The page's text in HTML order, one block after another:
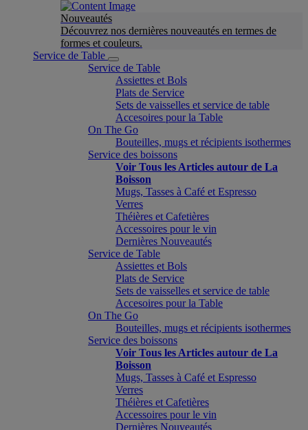
Nouveautés
Découvrez nos dernières nouveautés en termes de
formes et couleurs.
Service de Table
Service de Table
Assiettes et Bols
Plats de Service
Sets de vaisselles et service de table
Accesoires pour la Table
On The Go
Bouteilles, mugs et récipients isothermes
Service des boissons
Voir Tous les Articles autour de La
Boisson
Mugs, Tasses à Café et Espresso
Verres
Théières et Cafetières
Accessoires pour le vin
Dernières Nouveautés
Service de Table
Assiettes et Bols
Plats de Service
Sets de vaisselles et service de table
Accesoires pour la Table
On The Go
Bouteilles, mugs et récipients isothermes
Service des boissons
Voir Tous les Articles autour de La
Boisson
Mugs, Tasses à Café et Espresso
Verres
Théières et Cafetières
Accessoires pour le vin
Dernières Nouveautés